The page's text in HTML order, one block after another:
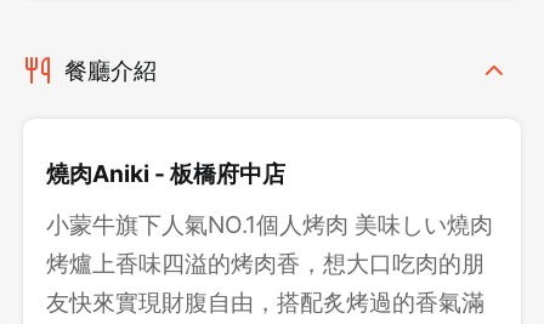
餐廳介紹
燒肉Aniki - 板橋府中店
小蒙牛旗下人氣NO.1個人烤肉 美味しい燒肉
烤爐上香味四溢的烤肉香，想大口吃肉的朋
友快來實現財腹自由，搭配炙烤過的香氣滿